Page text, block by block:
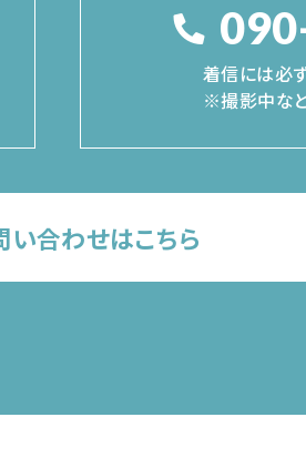
着信には必
※撮影中など
い合わせはこちら